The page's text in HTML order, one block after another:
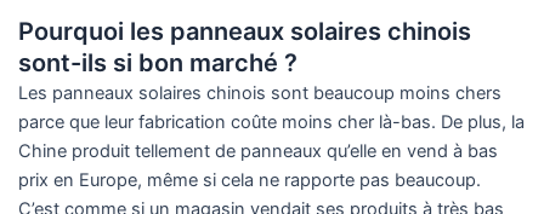
Pourquoi les panneaux solaires chinois
sont-ils si bon marché ?
Les panneaux solaires chinois sont beaucoup moins chers
parce que leur fabrication coûte moins cher là-bas. De plus, la
Chine produit tellement de panneaux qu’elle en vend à bas
prix en Europe, même si cela ne rapporte pas beaucoup.
C’est comme si un magasin vendait ses produits à très bas